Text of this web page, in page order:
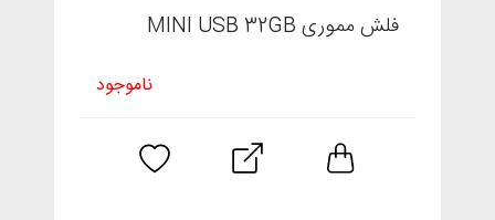
فلش مموری MINI USB 32GB
ناموجود